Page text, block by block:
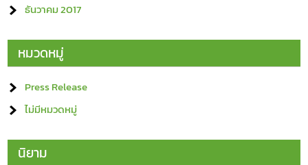
ธันวาคม 2017
หมวดหมู่
Press Release
ไม่มีหมวดหมู่
นิยาม